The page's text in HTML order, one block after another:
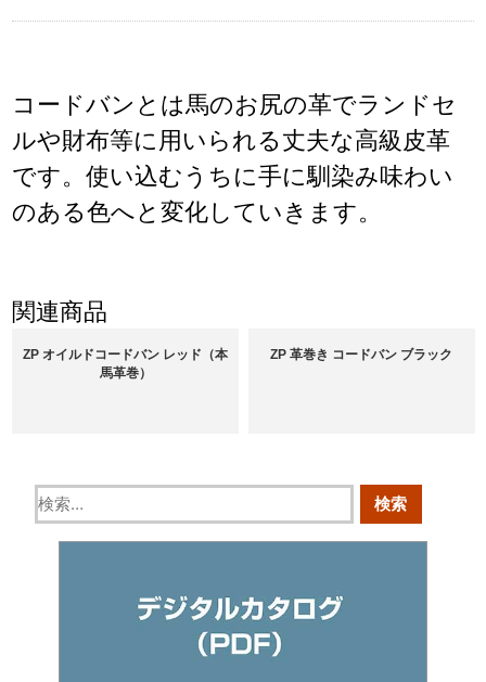
コードバンとは馬のお尻の革でランドセ
ルや財布等に用いられる丈夫な高級皮革
です。使い込むうちに手に馴染み味わい
のある色へと変化していきます。
関連商品
ZP オイルドコードバン レッド（本
馬革巻）
ZP 革巻き コードバン ブラック